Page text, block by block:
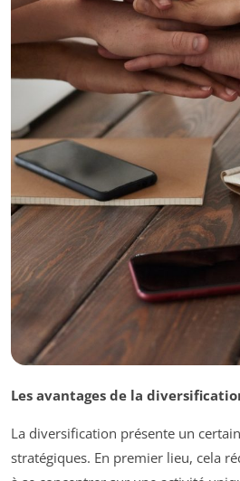
Les avantages de la
La diversification présente un
stratégiques. En premier lieu, cela